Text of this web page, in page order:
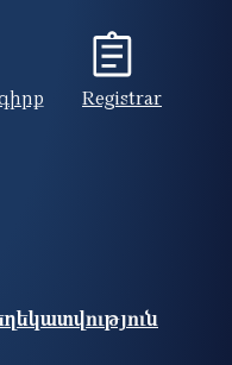
Registrar